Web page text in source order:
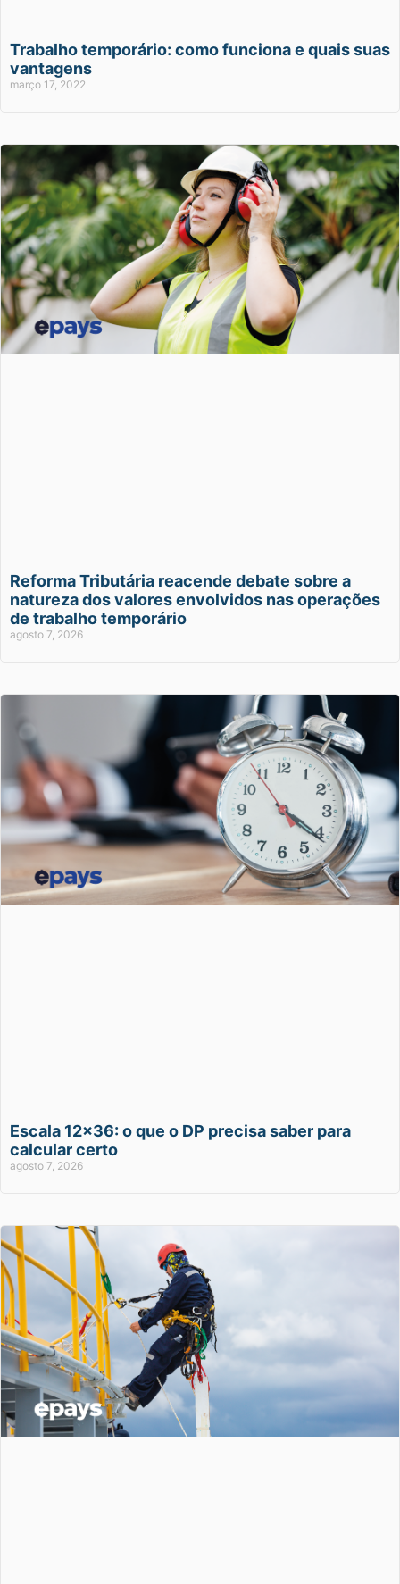
Trabalho temporário: como funciona e quais suas
vantagens
março 17, 2022
Reforma Tributária reacende debate sobre a
natureza dos valores envolvidos nas operações
de trabalho temporário
agosto 7, 2026
Escala 12×36: o que o DP precisa saber para
calcular certo
agosto 7, 2026